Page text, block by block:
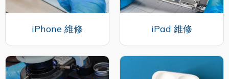
iPhone 維修 iPad 維修